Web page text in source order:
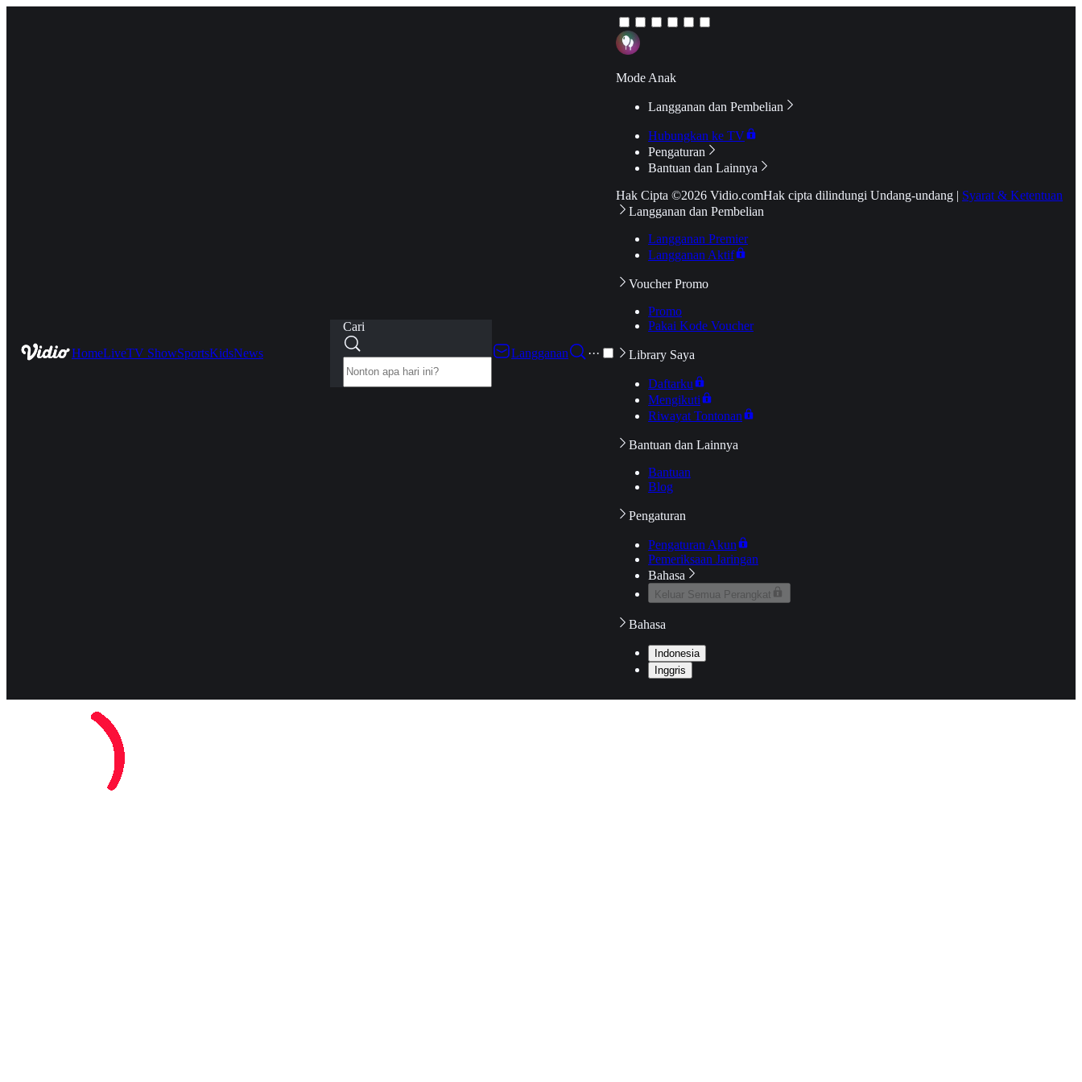
HomeLiveTV ShowSportsKidsNews
Cari
Langganan
···
Mode Anak
Langganan dan Pembelian
Hubungkan ke TV
Pengaturan
Bantuan dan Lainnya
Hak Cipta ©2026 Vidio.comHak cipta dilindungi Undang-undang | Syarat & Ketentuan
Langganan dan Pembelian
Langganan Premier
Langganan Aktif
Voucher Promo
Promo
Pakai Kode Voucher
Library Saya
Daftarku
Mengikuti
Riwayat Tontonan
Bantuan dan Lainnya
Bantuan
Blog
Pengaturan
Pengaturan Akun
Pemeriksaan Jaringan
Bahasa
Keluar Semua Perangkat
Bahasa
Indonesia
Inggris